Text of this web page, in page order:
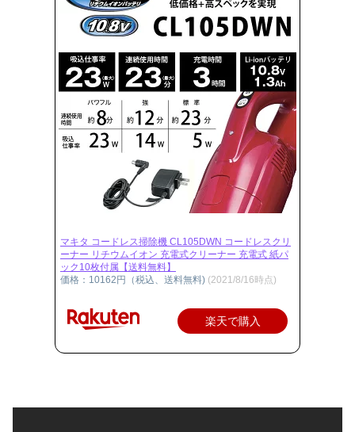
マキタ コードレス掃除機 CL105DWN コードレスクリ
ーナー リチウムイオン 充電式クリーナー 充電式 紙パ
ック10枚付属【送料無料】
価格：10162円（税込、送料無料) (2021/8/16時点)
楽天で購入